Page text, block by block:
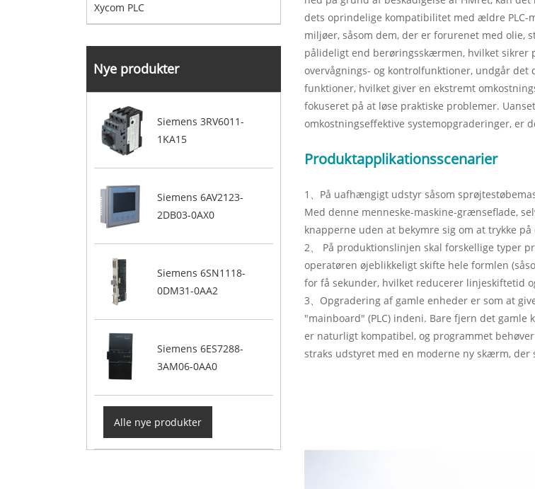
Xycom PLC
Nye produkter
Siemens 3RV6011-
1KA15
Siemens 6AV2123-
2DB03-0AX0
Siemens 6SN1118-
0DM31-0AA2
Siemens 6ES7288-
3AM06-0AA0
Alle nye produkter
dets oprindelige kompatibilitet med ældre PLC-
miljøer, såsom dem, der er forurenet med olie,
pålideligt end berøringsskærmen, hvilket
overvågnings- og kontrolfunktioner, undgår
funktioner, hvilket giver en ekstremt
fokuseret på at løse praktiske problemer.
omkostningseffektive systemopgraderinger, er
Produktapplikationsscenarier
1、På uafhængigt udstyr såsom
Med denne menneske-maskine-grænseflade,
knapperne uden at bekymre sig om at trykke
2、 På produktionslinjen skal forskellige typer
operatøren øjeblikkeligt skifte hele formlen
for få sekunder, hvilket reducerer linjeskiftetid
3、Opgradering af gamle enheder er som at
"mainboard" (PLC) indeni. Bare fjern det gamle
er naturligt kompatibel, og programmet
straks udstyret med en moderne ny skærm, der